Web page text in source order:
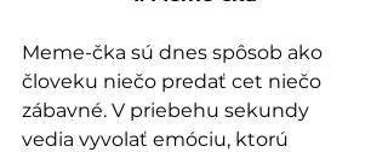
Meme-čka sú dnes spôsob ako
človeku niečo predať cet niečo
zábavné. V priebehu sekundy
vedia vyvolať emóciu, ktorú